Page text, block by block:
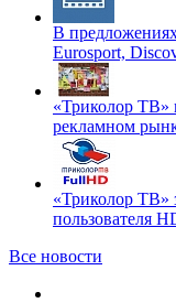
В
Eurosport,
«Триколор ТВ»
рекламном
«Триколор ТВ»
пользователя
Все новости